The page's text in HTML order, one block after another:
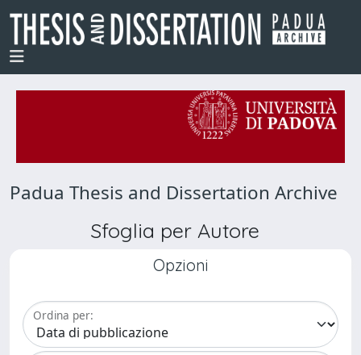
Padua Thesis and Dissertation Archive
Sfoglia per Autore
Opzioni
Ordina per: